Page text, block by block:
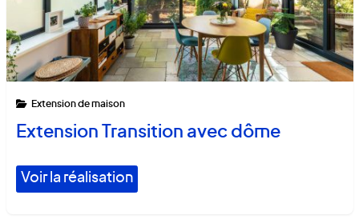
Extension de maison
Extension Transition avec dôme
Voir la réalisation